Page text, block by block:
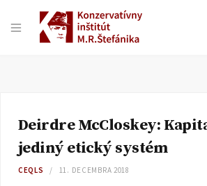
Deirdre McCloskey:
jediný etický systém
CEQLS 11. DECEMBRA 2018